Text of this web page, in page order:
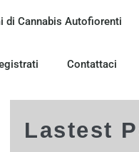
di Cannabis Autofiorenti
Contattaci
Lastest